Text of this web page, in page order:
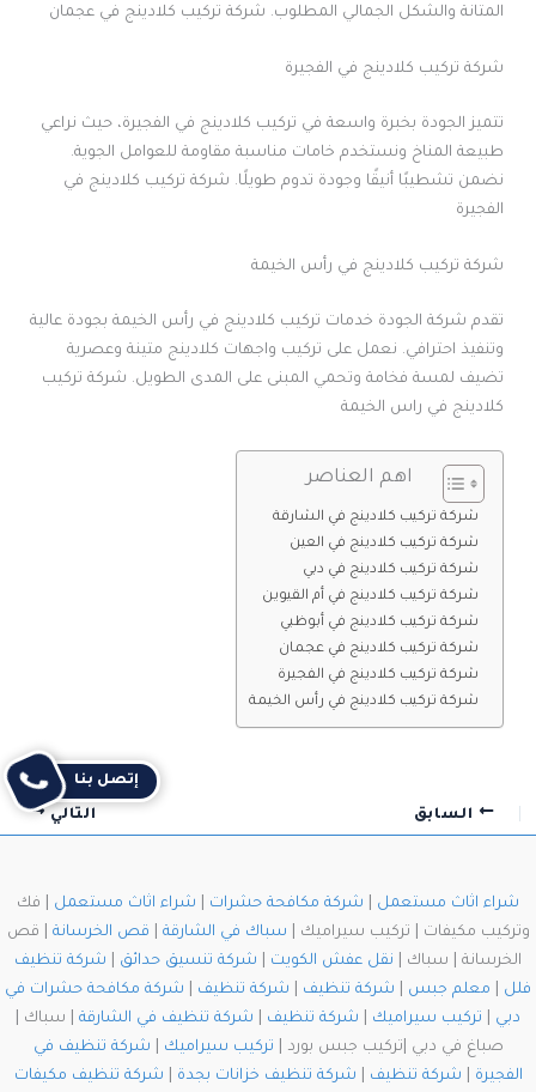
المتانة والشكل الجمالي المطلوب. شركة تركيب كلادينج في عجمان
شركة تركيب كلادينج في الفجيرة
تتميز الجودة بخبرة واسعة في تركيب كلادينج في الفجيرة، حيث نراعي
طبيعة المناخ ونستخدم خامات مناسبة مقاومة للعوامل الجوية.
نضمن تشطيبًا أنيقًا وجودة تدوم طويلًا. شركة تركيب كلادينج في
الفجيرة
شركة تركيب كلادينج في رأس الخيمة
تقدم شركة الجودة خدمات تركيب كلادينج في رأس الخيمة بجودة عالية
وتنفيذ احترافي. نعمل على تركيب واجهات كلادينج متينة وعصرية
تضيف لمسة فخامة وتحمي المبنى على المدى الطويل. شركة تركيب
كلادينج في راس الخيمة
اهم العناصر
شركة تركيب كلادينج في الشارقة
شركة تركيب كلادينج في العين
شركة تركيب كلادينج في دبي
شركة تركيب كلادينج في أم القيوين
شركة تركيب كلادينج في أبوظبي
شركة تركيب كلادينج في عجمان
شركة تركيب كلادينج في الفجيرة
شركة تركيب كلادينج في رأس الخيمة
السابق التالي
شراء اثاث مستعمل شركة مكافحة حشرات شراء اثاث مستعمل | فك
وتركيب مكيفات | تركيب سيراميك | سباك في الشارقة قص الخرسانة | قص
الخرسانة | سباك | نقل عفش الكويت شركة تنسيق حدائق
شركة تنظيف
فلل
معلم جبس شركة تنظيف شركة تنظيف
شركة مكافحة حشرات في
دبي
تركيب سيراميك شركة تنظيف شركة تنظيف في الشارقة | سباك |
صباغ في دبي |تركيب جبس بورد | تركيب سيراميك
شركة تنظيف في
الفجيرة
شركة تنظيف شركة تنظيف خزانات بجدة شركة تنظيف مكيفات
إتصل بنا